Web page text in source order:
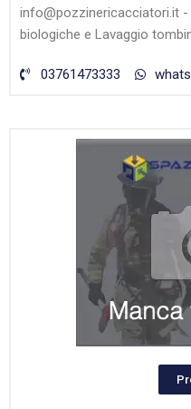
info@pozzinericacciatori.it
biologiche e Lavaggio
03761473333